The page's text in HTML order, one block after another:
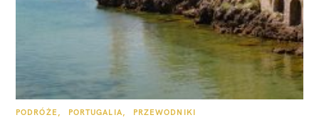
K
PODRÓŻE PORTUGALIA PRZEWODNIKI